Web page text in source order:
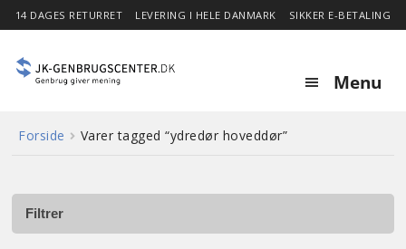
14 DAGES RETURRET LEVERING I HELE DANMARK SIKKER E-BETALING
Menu
Forside
Shop
menu
Forside Varer tagged “ydredør hoveddør”
Filtrer